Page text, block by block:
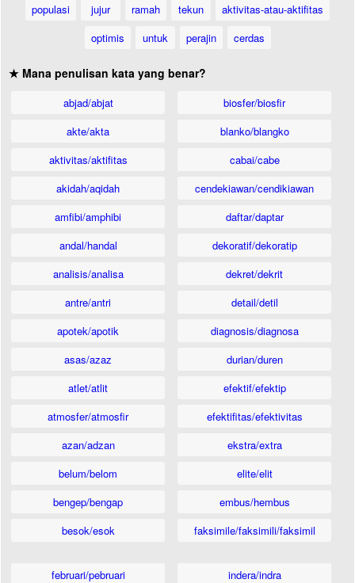
populasi
jujur ramah tekun
aktivitas-atau-aktifitas
optimis
untuk perajin cerdas
★ Mana penulisan kata yang benar?
abjad/abjat
akte/akta
aktivitas/aktifitas
akidah/aqidah
amfibi/amphibi
andal/handal
analisis/analisa
antre/antri
apotek/apotik
asas/azaz
atlet/atlit
atmosfer/atmosfir
azan/adzan
belum/belom
bengep/bengap
besok/esok
biosfer/biosfir
blanko/blangko
cabai/cabe
cendekiawan/cendikiawan
daftar/daptar
dekoratif/dekoratip
dekret/dekrit
detail/detil
diagnosis/diagnosa
durian/duren
efektif/efektip
efektifitas/efektivitas
ekstra/extra
elite/elit
embus/hembus
faksimile/faksimili/faksimil
februari/pebruari
indera/indra